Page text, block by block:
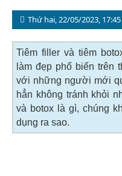
Thứ hai, 22/05/2023,
Tiêm filler và tiêm
làm đẹp phổ biến trên
với những người mới
hẳn không tránh khỏi
và botox là gì, chúng
dụng ra sao.